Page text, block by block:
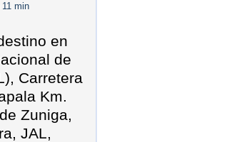
min
en
de
Carretera
Km.
Zuniga,
JAL,